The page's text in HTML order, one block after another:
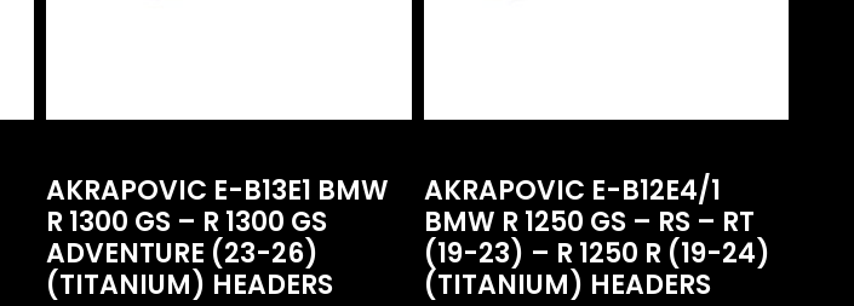
AKRAPOVIC E-B13E1 BMW
R 1300 GS – R 1300 GS
ADVENTURE (23-26)
(TITANIUM) HEADERS
AKRAPOVIC E-B12E4/1
BMW R 1250 GS – RS – RT
(19-23) – R 1250 R (19-24)
(TITANIUM) HEADERS